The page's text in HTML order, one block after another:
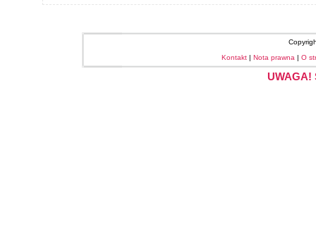
Kontakt | Nota prawna | O
UWAGA!